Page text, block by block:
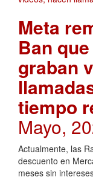
Meta
Ban
graban
tiempo
Mayo,
Actualmente, las
descuento en
meses sin